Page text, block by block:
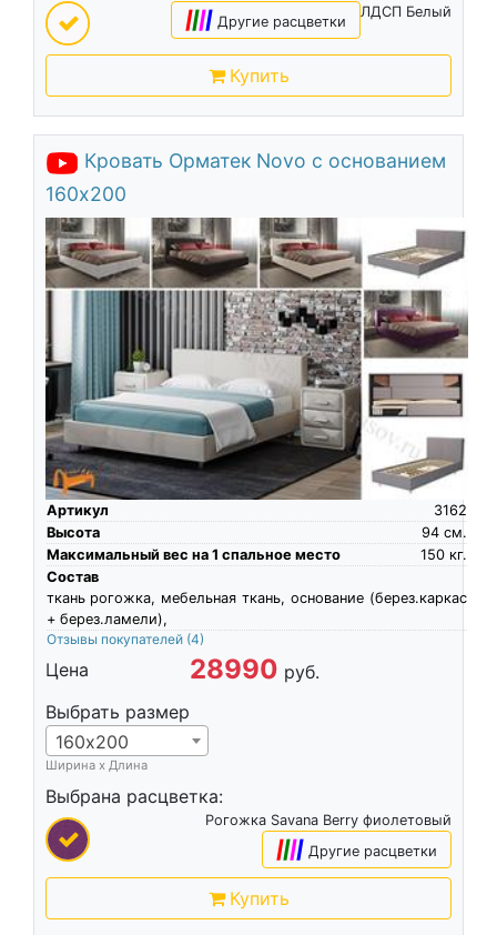
ЛДСП Белый
|||| Другие расцветки
Купить
Кровать Орматек Novo с основанием
160х200
Артикул
3162
Высота
см.
94
Максимальный вес на 1 спальное место
кг.
150
Состав
ткань рогожка, мебельная ткань, основание (берез.каркас
+ берез.ламели),
Отзывы покупателей (4)
Цена 28990 руб.
Выбрать размер
160х200
Ширина х Длина
Выбрана расцветка:
Рогожка Savana Berry фиолетовый
|||| Другие расцветки
Купить